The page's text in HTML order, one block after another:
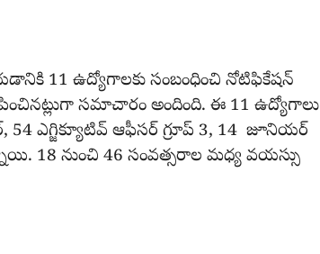
11 ఉద్యోగాలకు సంబంధించి నోటిఫికేషన్
సమాచారం అందింది. ఈ 11 ఉద్యోగాలు
ఎగ్జిక్యూటివ్ ఆఫీసర్ గ్రూప్ 3, 14 జూనియర్
18 నుంచి 46 సంవత్సరాల మధ్య వయస్సు